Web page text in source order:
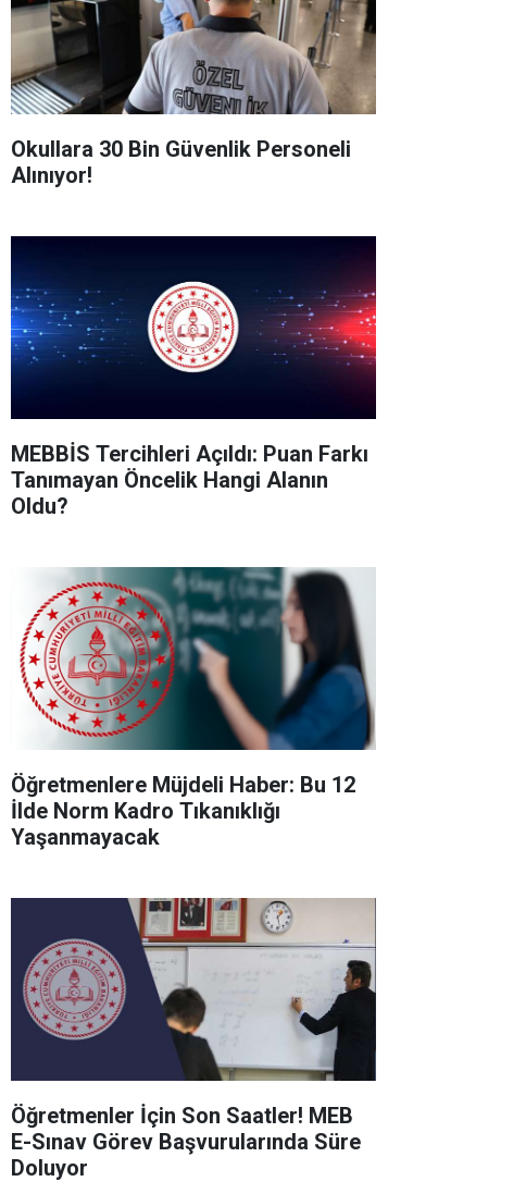
Okullara 30 Bin Güvenlik Personeli
Alınıyor!
MEBBİS Tercihleri Açıldı: Puan Farkı
Tanımayan Öncelik Hangi Alanın
Oldu?
Öğretmenlere Müjdeli Haber: Bu 12
İlde Norm Kadro Tıkanıklığı
Yaşanmayacak
Öğretmenler İçin Son Saatler! MEB
E-Sınav Görev Başvurularında Süre
Doluyor